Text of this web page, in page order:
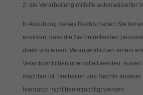
die Verarbeitung mithilfe automatisierter
In Ausübung dieses Rechts haben Sie
erwirken, dass die Sie betreffenden
direkt von einem Verantwortlichen einem
Verantwortlichen übermittelt werden, soweit
machbar ist. Freiheiten und Rechte anderer
hierdurch nicht beeinträchtigt werden.